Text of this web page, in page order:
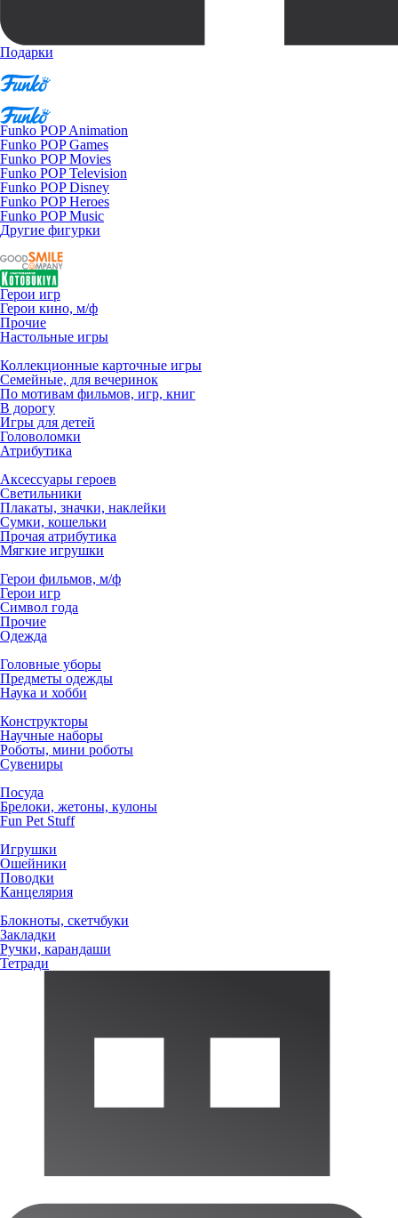
Подарки
Funko POP Animation
Funko POP Games
Funko POP Movies
Funko POP Television
Funko POP Disney
Funko POP Heroes
Funko POP Music
Другие фигурки
Герои игр
Герои кино, м/ф
Прочие
Настольные игры
Коллекционные карточные игры
Семейные, для вечеринок
По мотивам фильмов, игр, книг
В дорогу
Игры для детей
Головоломки
Атрибутика
Аксессуары героев
Светильники
Плакаты, значки, наклейки
Сумки, кошельки
Прочая атрибутика
Мягкие игрушки
Герои фильмов, м/ф
Герои игр
Символ года
Прочие
Одежда
Головные уборы
Предметы одежды
Наука и хобби
Конструкторы
Научные наборы
Роботы, мини роботы
Сувениры
Посуда
Брелоки, жетоны, кулоны
Fun Pet Stuff
Игрушки
Ошейники
Поводки
Канцелярия
Блокноты, скетчбуки
Закладки
Ручки, карандаши
Тетради